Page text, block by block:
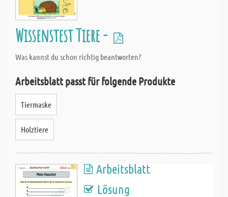
Wissenstest Tiere -
Was kannst du schon richtig beantworten?
Arbeitsblatt passt für folgende Produkte
Tiermaske
Holztiere
Arbeitsblatt
Lösung